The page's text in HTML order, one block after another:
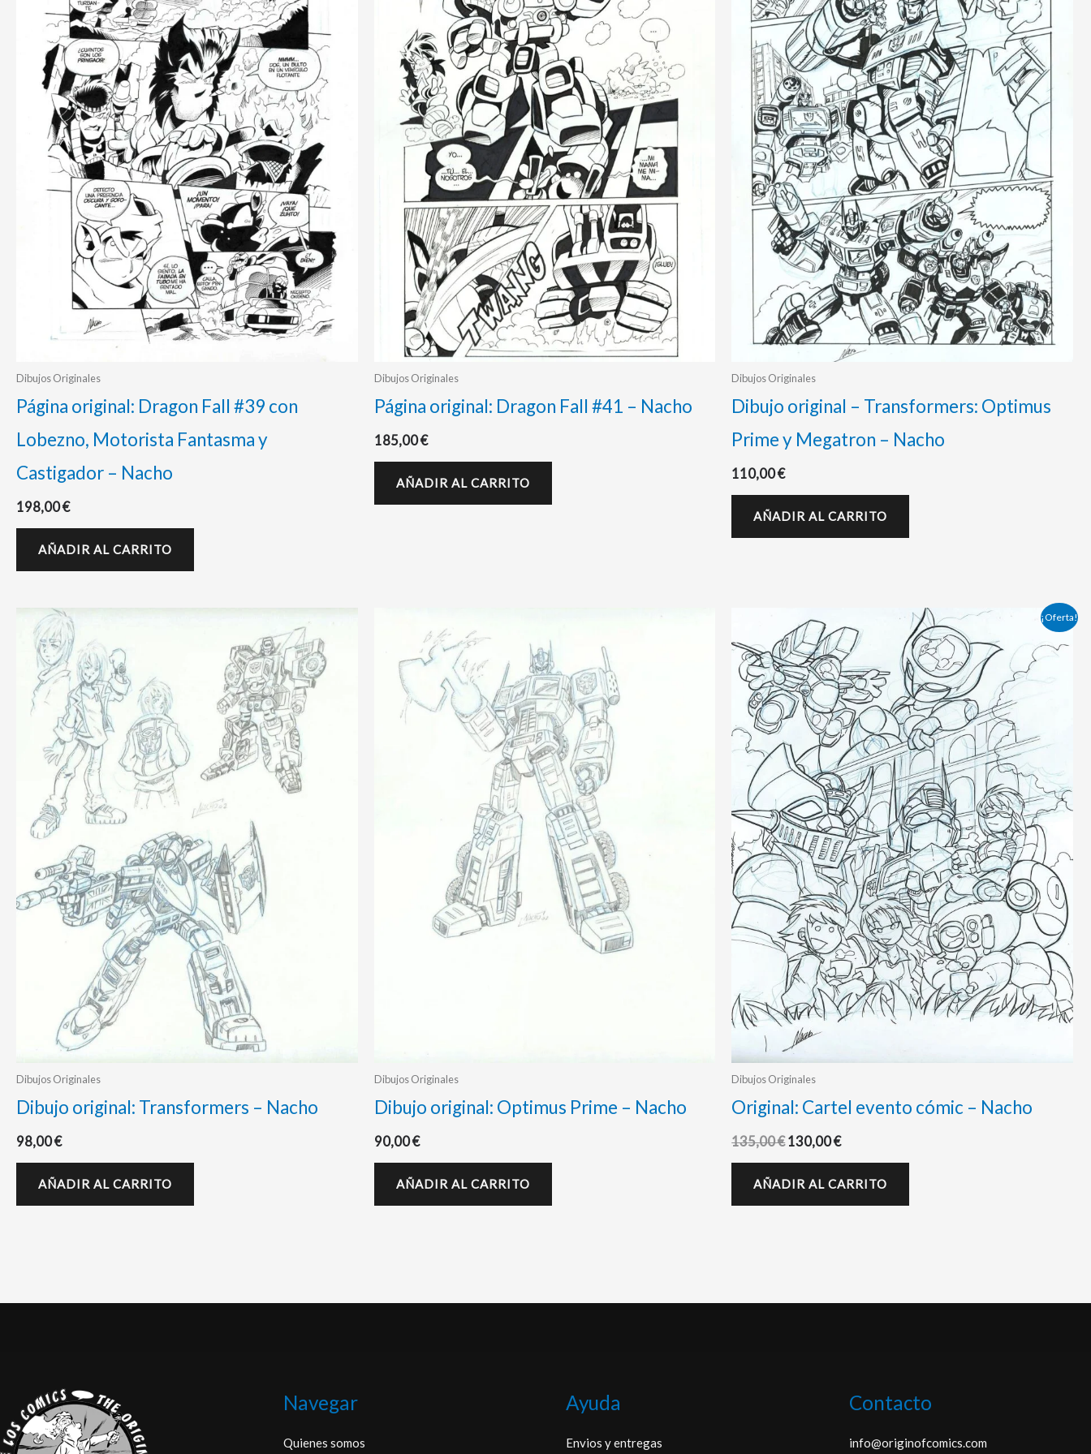
Dibujos Originales
Página original: Dragon Fall #39 con
Lobezno, Motorista Fantasma y
Castigador – Nacho
198,00€
AÑADIR AL CARRITO
Dibujos Originales
Página original: Dragon Fall #41 – Nacho
185,00€
AÑADIR AL CARRITO
Dibujos Originales
Dibujo original – Transformers: Optimus
Prime y Megatron – Nacho
110,00€
AÑADIR AL CARRITO
Dibujos Originales
Dibujo original: Transformers – Nacho
98,00€
AÑADIR AL CARRITO
Dibujos Originales
Dibujo original: Optimus Prime – Nacho
90,00€
AÑADIR AL CARRITO
¡Oferta!
Dibujos Originales
Original: Cartel evento cómic – Nacho
135,00€
precio
original
era:
135,00 €.
130,00€
precio
actual
es:
130,00 €.
AÑADIR AL CARRITO
Navegar
Quienes somos
Ayuda
Envios y entregas
Contacto
info@originofcomics.com